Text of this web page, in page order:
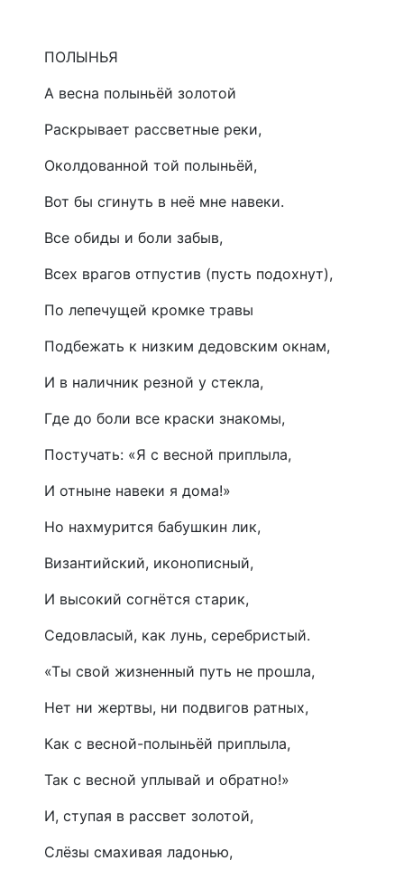
ПОЛЫНЬЯ
А весна полыньёй золотой
Раскрывает рассветные реки,
Околдованной той полыньёй,
Вот бы сгинуть в неё мне навеки.
Все обиды и боли забыв,
Всех врагов отпустив (пусть подохнут),
По лепечущей кромке травы
Подбежать к низким дедовским окнам,
И в наличник резной у стекла,
Где до боли все краски знакомы,
Постучать: «Я с весной приплыла,
И отныне навеки я дома!»
Но нахмурится бабушкин лик,
Византийский, иконописный,
И высокий согнётся старик,
Седовласый, как лунь, серебристый.
«Ты свой жизненный путь не прошла,
Нет ни жертвы, ни подвигов ратных,
Как с весной-полыньёй приплыла,
Так с весной уплывай и обратно!»
И, ступая в рассвет золотой,
Слёзы смахивая ладонью,